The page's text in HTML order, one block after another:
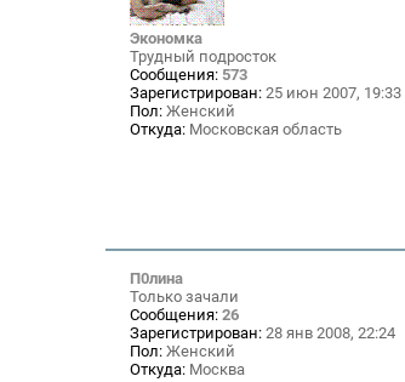
Экономка
Трудный подросток
Сообщения: 573
Зарегистрирован: 25 июн 2007, 19:33
Пол: Женский
Откуда: Московская область
П0лина
Только зачали
Сообщения: 26
Зарегистрирован: 28 янв 2008, 22:24
Пол: Женский
Откуда: Москва